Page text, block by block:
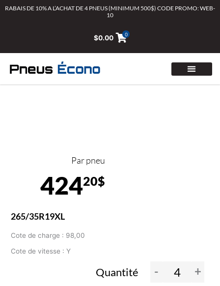
AllerRABAIS DE 10% A L’ACHAT DE 4 PNEUS (MINIMUM 500$) CODE PROMO: WEB-
10
$0.00 0
Par pneu
42420$
265/35R19XL
Cote de charge : 98,00
Cote de vitesse : Y
Quantité - +